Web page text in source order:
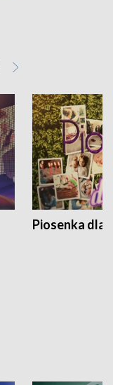
Piosenka dla